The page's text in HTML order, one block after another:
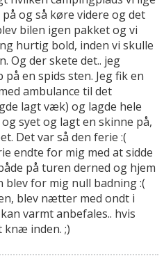
og så køre videre og det
bilen igen pakket og vi
hurtig bold, inden vi skulle
Og der skete det.. jeg
en spids sten. Jeg fik en
ambulance til det
lagt væk) og lagde hele
syet og lagt en skinne på,
Det var så den ferie :(
endte for mig med at sidde
på turen derned og hjem
blev for mig null badning :(
blev nætter med ondt i
varmt anbefales.. hvis
inden. ;)